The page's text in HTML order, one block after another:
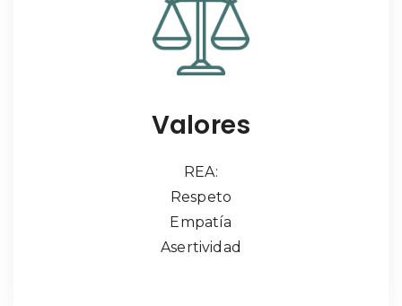
Valores
REA:
Respeto
Empatía
Asertividad